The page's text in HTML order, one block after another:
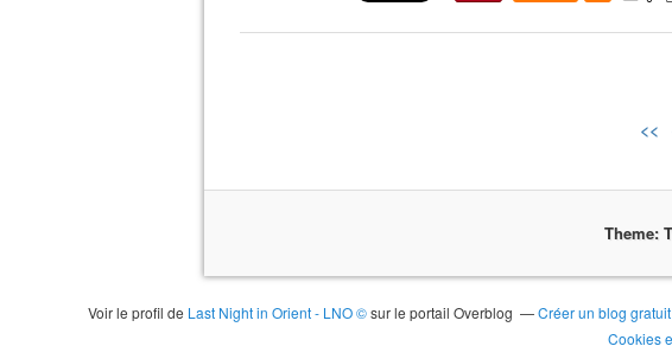
<<
Theme:
Voir le profil de Last Night in Orient - LNO ©sur le portail Overblog Créer un blog
Cookies